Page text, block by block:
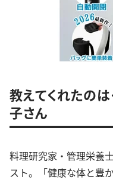
教えてくれたの
子さん
料理研究家・管理栄養
スト。「健康な体と豊